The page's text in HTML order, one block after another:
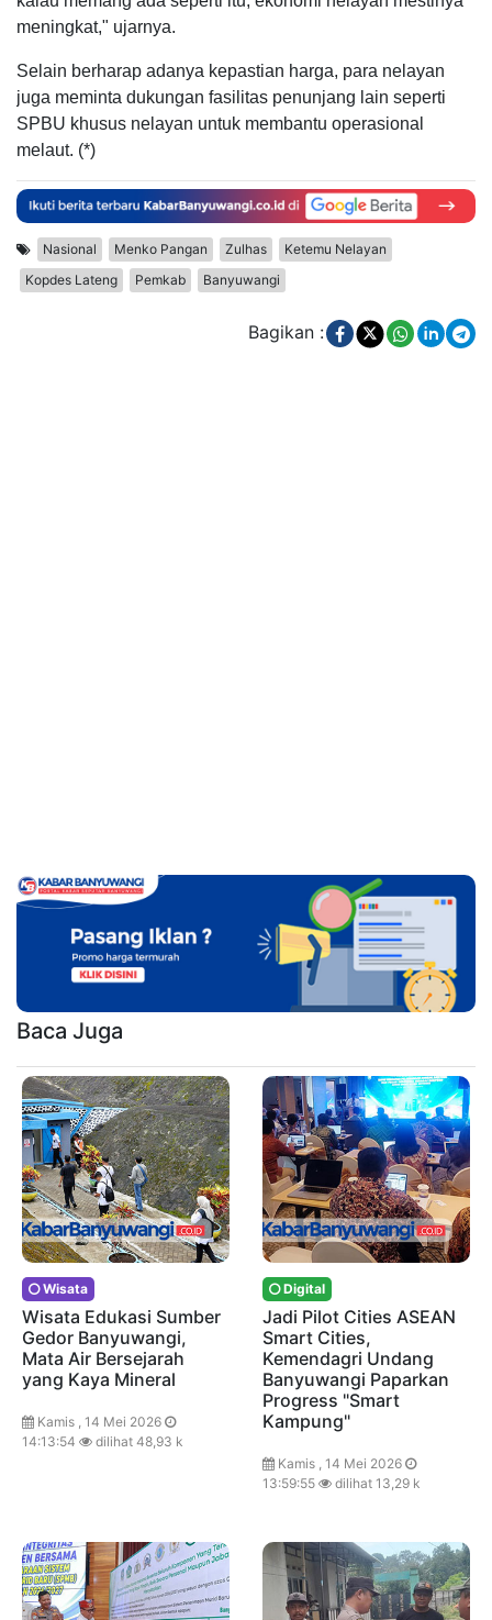
meningkat," ujarnya.
Selain berharap adanya kepastian harga, para nelayan
juga meminta dukungan fasilitas penunjang lain seperti
SPBU khusus nelayan untuk membantu operasional
melaut. (*)
Nasional Menko Pangan Zulhas
Ketemu Nelayan
Kopdes Lateng
Pemkab Banyuwangi
Bagikan :
Baca Juga
Wisata
Wisata Edukasi Sumber
Gedor Banyuwangi,
Mata Air Bersejarah
yang Kaya Mineral
Kamis , 14 Mei 2026
14:13:54
dilihat 48,93 k
Digital
Jadi Pilot Cities ASEAN
Smart Cities,
Kemendagri Undang
Banyuwangi Paparkan
Progress "Smart
Kampung"
Kamis , 14 Mei 2026
13:59:55
dilihat 13,29 k